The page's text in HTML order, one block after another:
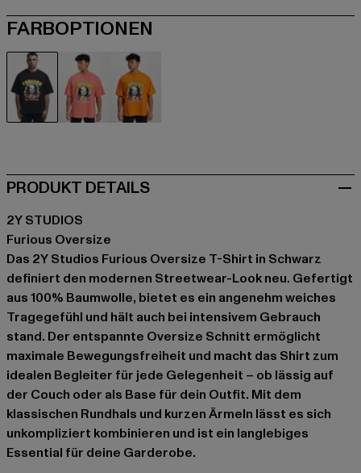
FARBOPTIONEN
PRODUKT DETAILS
2Y STUDIOS
Furious Oversize
Das 2Y Studios Furious Oversize T-Shirt in Schwarz
definiert den modernen Streetwear-Look neu. Gefertigt
aus 100% Baumwolle, bietet es ein angenehm weiches
Tragegefühl und hält auch bei intensivem Gebrauch
stand. Der entspannte Oversize Schnitt ermöglicht
maximale Bewegungsfreiheit und macht das Shirt zum
idealen Begleiter für jede Gelegenheit – ob lässig auf
der Couch oder als Base für dein Outfit. Mit dem
klassischen Rundhals und kurzen Ärmeln lässt es sich
unkompliziert kombinieren und ist ein langlebiges
Essential für deine Garderobe.